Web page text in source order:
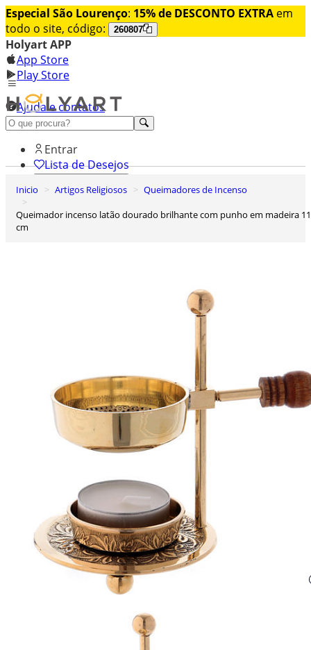
Especial São Lourenço: 15% de DESCONTO EXTRA em
todo o site, código:
260807
Holyart APP
App Store
Play Store
Ajuda e contatos
Conheça premium
Entrar
Lista de Desejos
0
Inicio Artigos Religiosos
Queimadores de Incenso
Queimador incenso latão dourado brilhante com punho em madeira 11
cm